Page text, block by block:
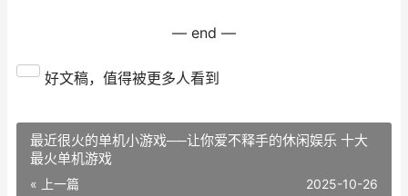
— end —
好文稿，值得被更多人看到
最近很火的单机小游戏──让你爱不释手的休闲娱乐 十大
最火单机游戏
« 上一篇 2025-10-26